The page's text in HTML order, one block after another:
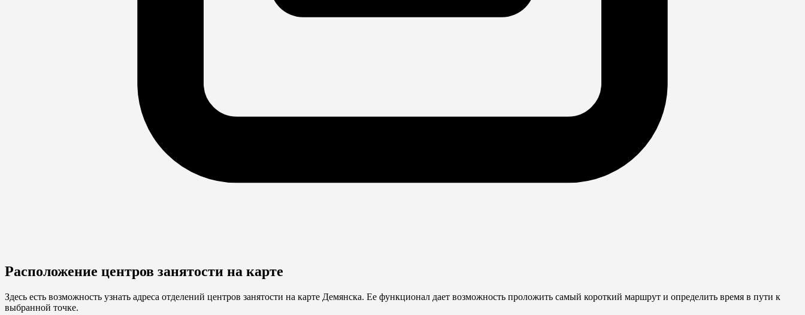
Расположение центров занятости на карте
Здесь есть возможность узнать адреса отделений центров занятости на карте Демянска. Ее функционал дает возможность проложить самый короткий маршрут и определить время в пути к
выбранной точке.